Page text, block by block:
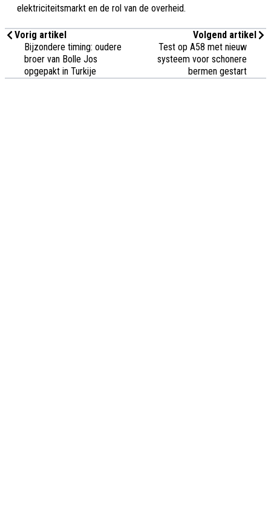
elektriciteitsmarkt en de rol van de overheid.
Vorig artikel
Bijzondere timing: oudere
broer van Bolle Jos
opgepakt in Turkije
Volgend artikel
Test op A58 met nieuw
systeem voor schonere
bermen gestart